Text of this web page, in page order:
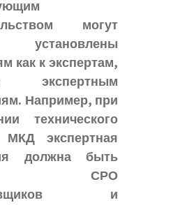
могут
как к экспертам,
Например, при
технического
МКД экспертная
должна быть
СРО
и